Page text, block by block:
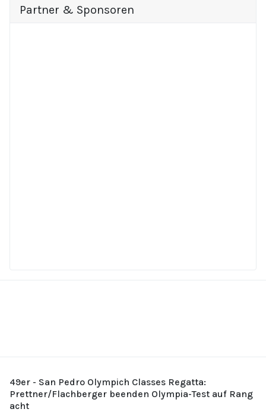
Partner & Sponsoren
49er - San Pedro Olympich Classes Regatta:
Prettner/Flachberger beenden Olympia-Test auf Rang
acht